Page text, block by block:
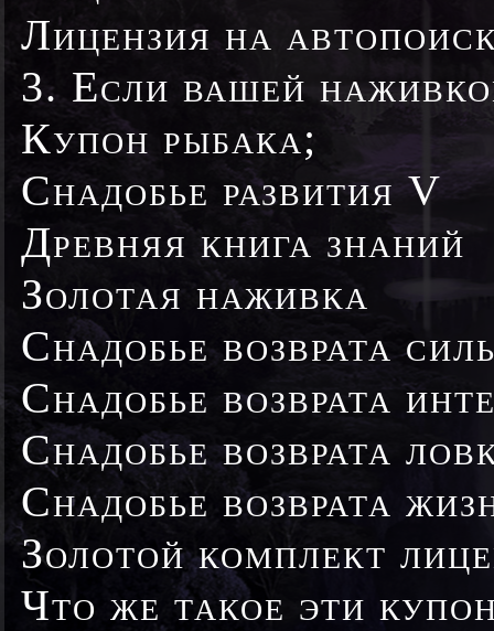
Лицензия на
3. Если вашей
Купон рыбака;
Снадобье развития V
Древняя книга знаний
Золотая наживка
Снадобье возврата
Снадобье возврата
Снадобье возврата
Снадобье возврата
Золотой комплект
Что же такое эти